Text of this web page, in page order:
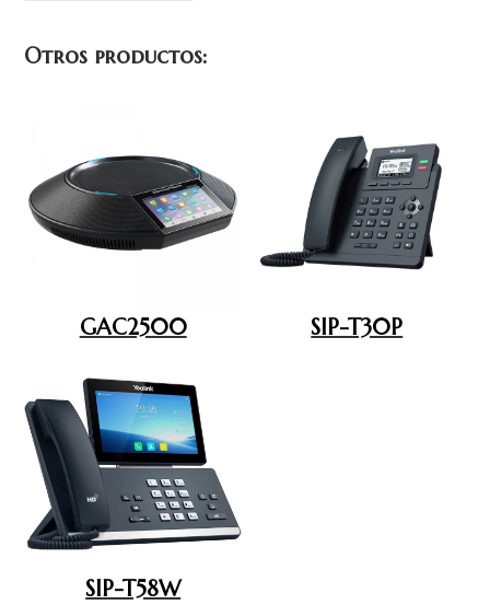
Otros productos:
GAC2500 SIP-T30P
SIP-T58W